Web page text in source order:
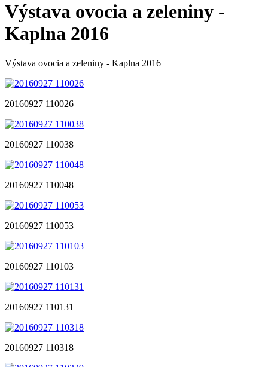
Výstava ovocia a zeleniny -
Kaplna 2016
Výstava ovocia a zeleniny - Kaplna 2016
20160927 110026
20160927 110038
20160927 110048
20160927 110053
20160927 110103
20160927 110131
20160927 110318